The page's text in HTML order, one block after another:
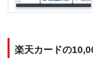
楽天カードの